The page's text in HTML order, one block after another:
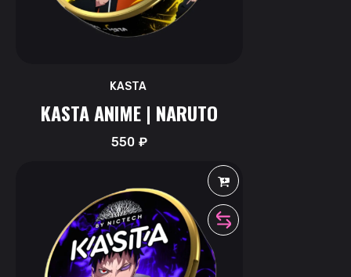
KASTA
KASTA ANIME | NARUTO
550₽